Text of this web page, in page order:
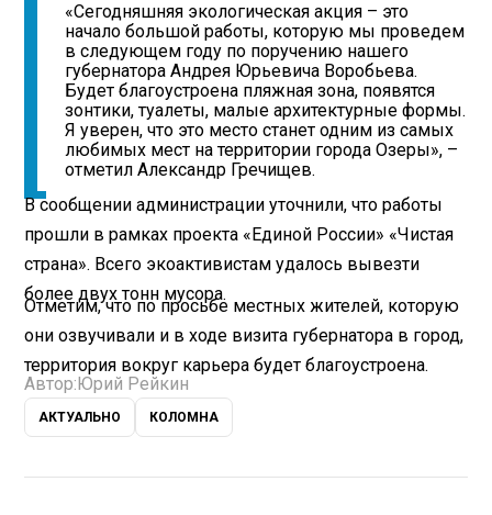
«Сегодняшняя экологическая акция – это
начало большой работы, которую мы проведем
в следующем году по поручению нашего
губернатора Андрея Юрьевича Воробьева.
Будет благоустроена пляжная зона, появятся
зонтики, туалеты, малые архитектурные формы.
Я уверен, что это место станет одним из самых
любимых мест на территории города Озеры», –
отметил Александр Гречищев.
В сообщении администрации уточнили, что работы
прошли в рамках проекта «Единой России» «Чистая
страна». Всего экоактивистам удалось вывезти
более двух тонн мусора.
Отметим, что по просьбе местных жителей, которую
они озвучивали и в ходе визита губернатора в город,
территория вокруг карьера будет благоустроена.
Автор: Юрий Рейкин
АКТУАЛЬНО КОЛОМНА